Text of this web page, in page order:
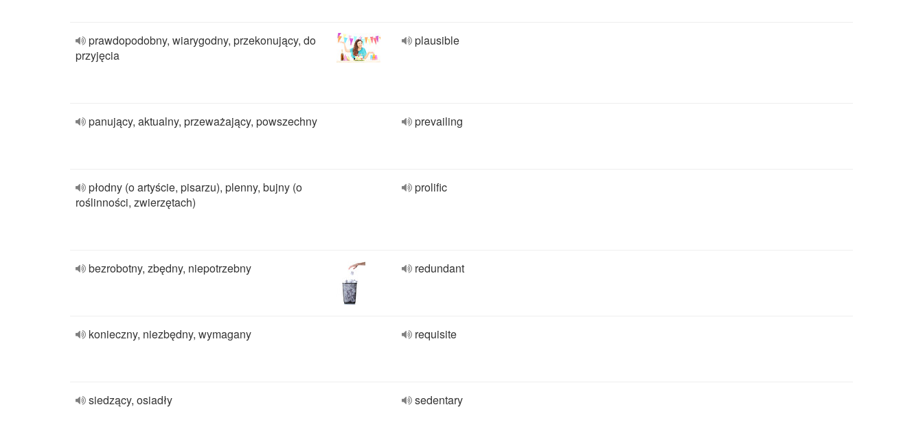
prawdopodobny, wiarygodny, przekonujący, do
przyjęcia
plausible
panujący, aktualny, przeważający, powszechny prevailing
płodny (o artyście, pisarzu), plenny, bujny (o
roślinności, zwierzętach)
prolific
bezrobotny, zbędny, niepotrzebny redundant
konieczny, niezbędny, wymagany requisite
siedzący, osiadły sedentary